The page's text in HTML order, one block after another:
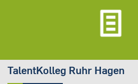
TalentKolleg Ruhr Hagen